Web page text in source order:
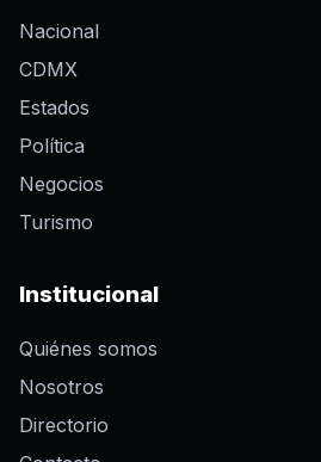
Nacional
CDMX
Estados
Política
Negocios
Turismo
Institucional
Quiénes somos
Nosotros
Directorio